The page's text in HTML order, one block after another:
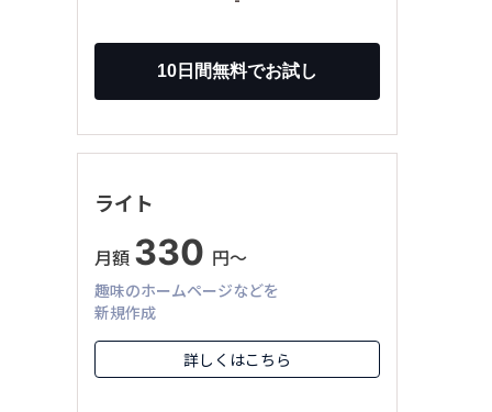
ライト
月額 330 円〜
趣味のホームページなどを
新規作成
詳しくはこちら